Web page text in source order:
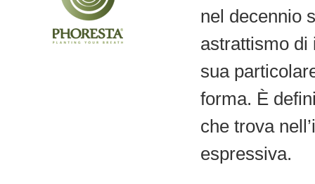
nel decennio
astrattismo di
sua
forma. È
che trova
espressiva.